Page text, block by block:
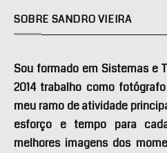
SOBRE SANDRO VIEIRA
Sou formado em Sistemas e
2014 trabalho como
meu ramo de atividade
esforço e tempo para
melhores imagens dos